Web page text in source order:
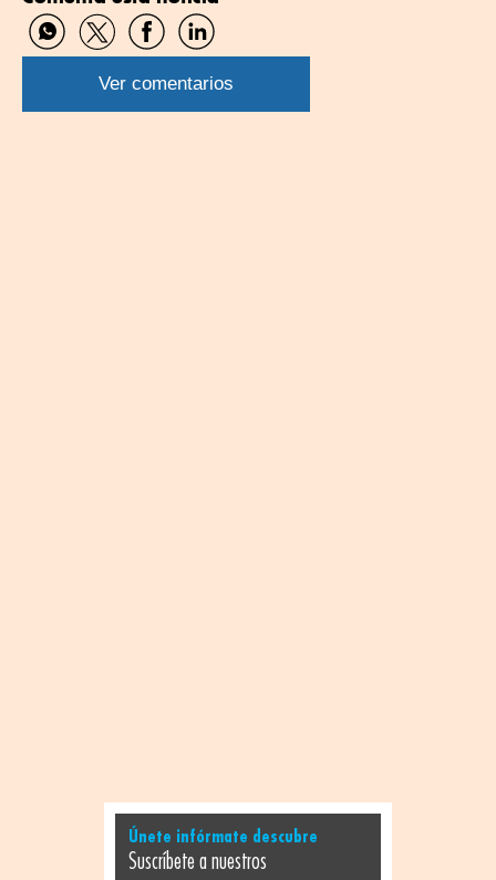
Compartir
por
WhatsApp
Compartir
por
Twitter
Compartir
por
Facebook
Compartir
por
Linkedin
Ver comentarios
Únete infórmate descubre
Suscríbete a nuestros